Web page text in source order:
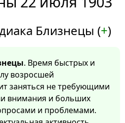
Близнецы (+)
. Время быстрых и
возросшей
заняться не требующими
внимания и больших
и проблемами.